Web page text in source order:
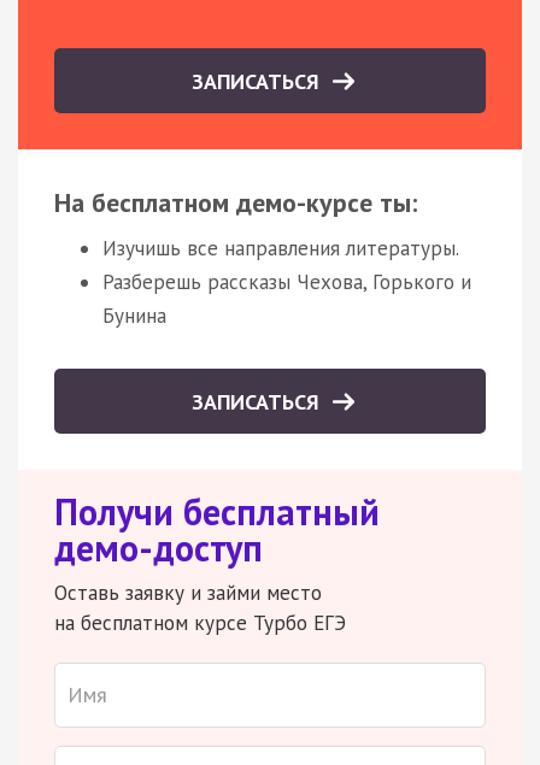
ЗАПИСАТЬСЯ
На бесплатном демо-курсе ты:
Изучишь все направления литературы.
Разберешь рассказы Чехова, Горького и
Бунина
ЗАПИСАТЬСЯ
Получи бесплатный
демо-доступ
Оставь заявку и займи место
на бесплатном курсе Турбо ЕГЭ